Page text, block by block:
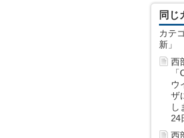
同じ
カテ
新」
西
ウ
ザ
し
24
西